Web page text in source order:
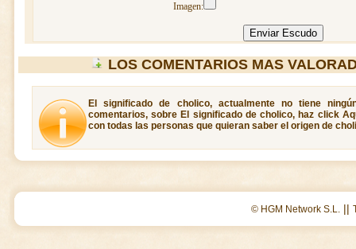
Imagen:
LOS COMENTARIOS MAS
El significado de cholico, actualmente no tiene
comentarios, sobre El significado de cholico, haz click
con todas las personas que quieran saber el origen de
© HGM Network S.L. ||